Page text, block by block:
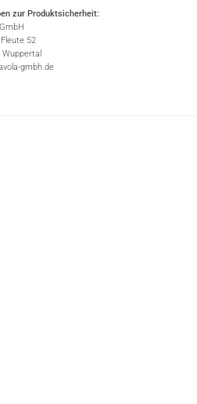
zur Produktsicherheit:
52
gmbh.de